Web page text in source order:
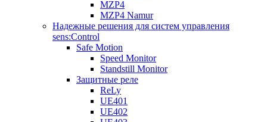
MZP4
MZP4 Namur
Надежные решения для систем управления
sens:Control
Safe Motion
Speed Monitor
Standstill Monitor
Защитные реле
ReLy
UE401
UE402